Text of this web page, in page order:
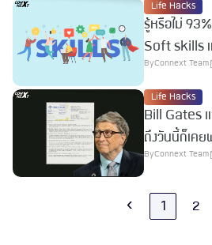
Life Hacks
รู้หรือไม่
Soft skills เ
ByConnext Team
Life Hacks
Bill Gates แ
ถึงวันนี้ก็เค
ByConnext Team
‹ 1 2